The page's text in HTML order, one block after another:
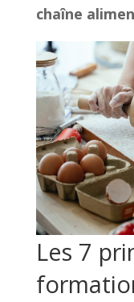
chaîne
Les 7